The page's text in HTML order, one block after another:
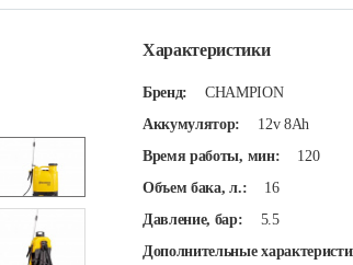
Характеристики
Бренд:
CHAMPION
Аккумулятор:
12v 8Ah
Время работы, мин:
120
Объем бака, л.:
16
Давление, бар:
5.5
Дополнительные